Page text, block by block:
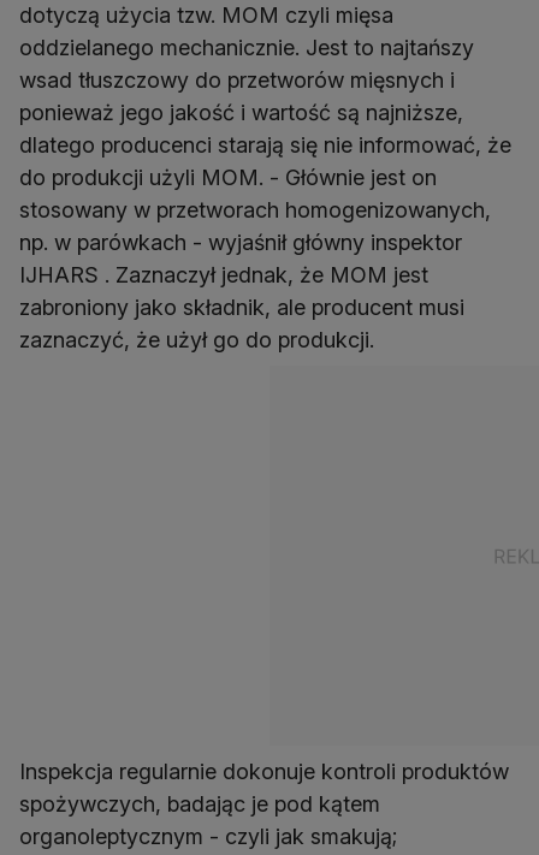
dotyczą użycia tzw. MOM czyli mięsa
oddzielanego mechanicznie. Jest to najtańszy
wsad tłuszczowy do przetworów mięsnych i
ponieważ jego jakość i wartość są najniższe,
dlatego producenci starają się nie informować, że
do produkcji użyli MOM. - Głównie jest on
stosowany w przetworach homogenizowanych,
np. w parówkach - wyjaśnił główny inspektor
IJHARS . Zaznaczył jednak, że MOM jest
zabroniony jako składnik, ale producent musi
zaznaczyć, że użył go do produkcji.
Inspekcja regularnie dokonuje kontroli produktów
spożywczych, badając je pod kątem
organoleptycznym - czyli jak smakują;